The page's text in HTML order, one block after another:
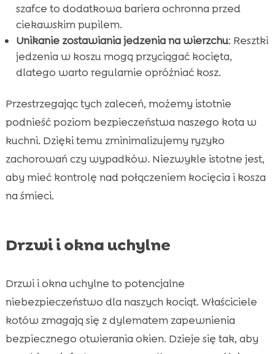
szafce to dodatkowa bariera ochronna przed
ciekawskim pupilem.
Unikanie zostawiania jedzenia na wierzchu: Resztki
jedzenia w koszu mogą przyciągać kocięta,
dlatego warto regularnie opróżniać kosz.
Przestrzegając tych zaleceń, możemy istotnie
podnieść poziom bezpieczeństwa naszego kota w
kuchni. Dzięki temu zminimalizujemy ryzyko
zachorowań czy wypadków. Niezwykle istotne jest,
aby mieć kontrolę nad połączeniem kocięcia i kosza
na śmieci.
Drzwi i okna uchylne
Drzwi i okna uchylne to potencjalne
niebezpieczeństwo dla naszych kociąt. Właściciele
kotów zmagają się z dylematem zapewnienia
bezpiecznego otwierania okien. Dzieje się tak, aby